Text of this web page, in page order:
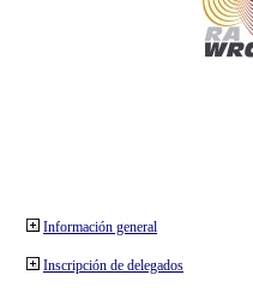
Información general
Inscripción de delegados